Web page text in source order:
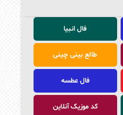
فال انبیا
طالع بینی چینی
فال عطسه
کد موزیک آنلاین